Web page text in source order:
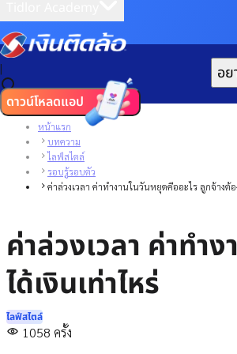
| อย
ดาวน์โหลดแอป
หน้าแรก
บทความ
ไลฟ์สไตล์
รอบรู้รอบตัว
ค่าล่วงเวลา ค่าทำงานในวันหยุดคืออะไร ลูกจ้างต้อ
ค่าล่วงเวลา ค่าทำ
ได้เงินเท่าไหร่
ไลฟ์สไตล์
1058 ครั้ง